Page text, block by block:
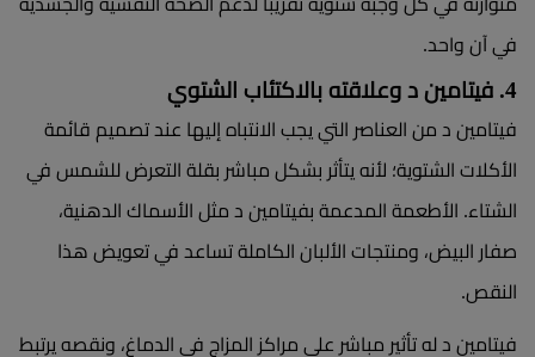
متوازنة في كل وجبة شتوية تقريبًا لدعم الصحة النفسية والجسدية
في آن واحد.
4. فيتامين د وعلاقته بالاكتئاب الشتوي
فيتامين د من العناصر التي يجب الانتباه إليها عند تصميم قائمة
الأكلات الشتوية؛ لأنه يتأثر بشكل مباشر بقلة التعرض للشمس في
الشتاء. الأطعمة المدعمة بفيتامين د مثل الأسماك الدهنية،
صفار البيض، ومنتجات الألبان الكاملة تساعد في تعويض هذا
النقص.
فيتامين د له تأثير مباشر على مراكز المزاج في الدماغ، ونقصه يرتبط